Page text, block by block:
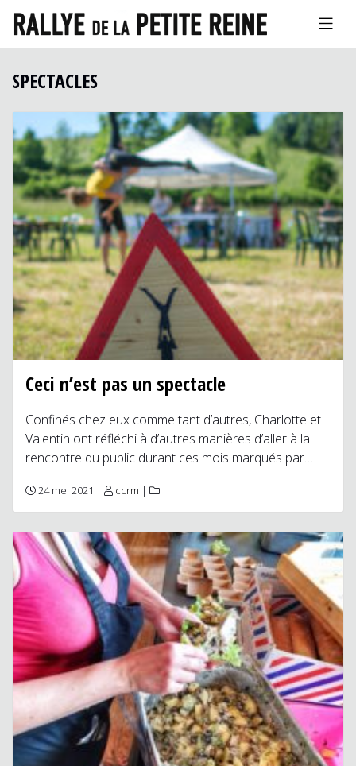
SPECTACLES
Ceci n’est pas un spectacle
Confinés chez eux comme tant d’autres, Charlotte et
Valentin ont réfléchi à d’autres manières d’aller à la
rencontre du public durant ces mois marqués par…
24 mei 2021 | ccrm |